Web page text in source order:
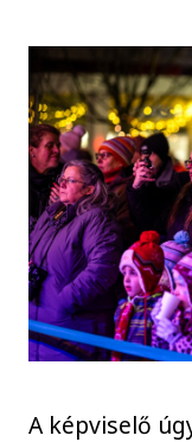
A képviselő